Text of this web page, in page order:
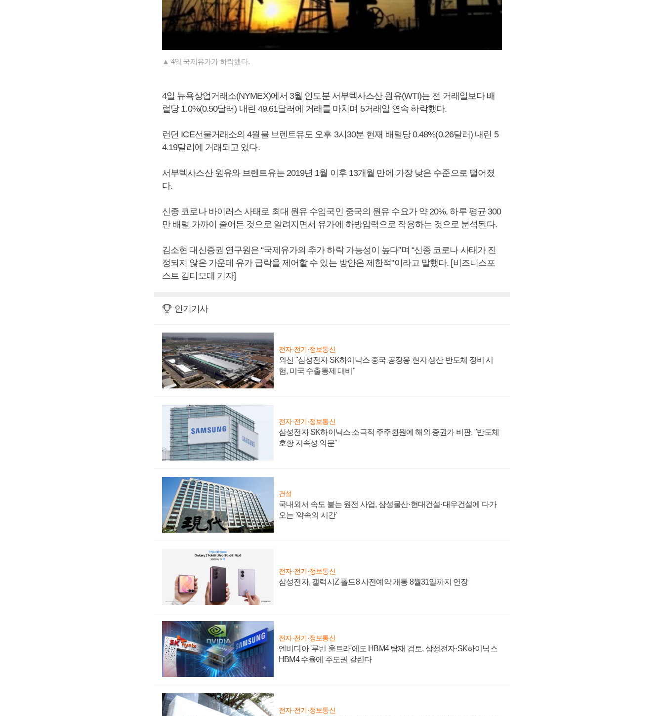
▲ 4일 국제유가가 하락했다.
4일 뉴욕상업거래소(NYMEX)에서 3월 인도분 서부텍사스산 원유(WTI)는 전 거래일보다 배
럴당 1.0%(0.50달러) 내린 49.61달러에 거래를 마치며 5거래일 연속 하락했다.
런던 ICE선물거래소의 4월물 브렌트유도 오후 3시30분 현재 배럴당 0.48%(0.26달러) 내린 5
4.19달러에 거래되고 있다.
서부텍사스산 원유와 브렌트유는 2019년 1월 이후 13개월 만에 가장 낮은 수준으로 떨어졌
다.
신종 코로나 바이러스 사태로 최대 원유 수입국인 중국의 원유 수요가 약 20%, 하루 평균 300
만 배럴 가까이 줄어든 것으로 알려지면서 유가에 하방압력으로 작용하는 것으로 분석된다.
김소현 대신증권 연구원은 “국제유가의 추가 하락 가능성이 높다”며 “신종 코로나 사태가 진
정되지 않은 가운데 유가 급락을 제어할 수 있는 방안은 제한적”이라고 말했다. [비즈니스포
스트 김디모데 기자]
인기기사
전자·전기·정보통신
외신 "삼성전자 SK하이닉스 중국 공장용 현지 생산 반도체 장비 시
험, 미국 수출통제 대비"
전자·전기·정보통신
삼성전자 SK하이닉스 소극적 주주환원에 해외 증권가 비판, "반도체
호황 지속성 의문"
건설
국내외서 속도 붙는 원전 사업, 삼성물산·현대건설·대우건설에 다가
오는 '약속의 시간'
전자·전기·정보통신
삼성전자, 갤럭시Z 폴드8 사전예약 개통 8월31일까지 연장
전자·전기·정보통신
엔비디아 '루빈 울트라'에도 HBM4 탑재 검토, 삼성전자·SK하이닉스
HBM4 수율에 주도권 갈린다
전자·전기·정보통신